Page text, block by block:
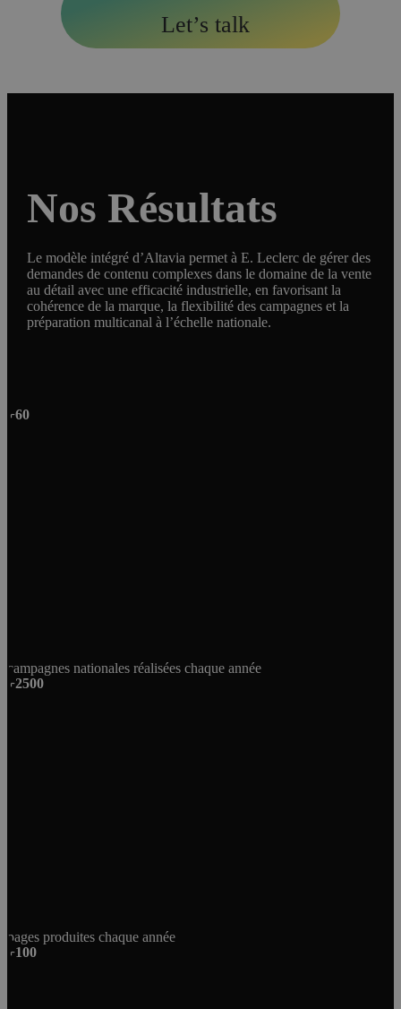
Let’s talk
Nos Résultats
Le modèle intégré d’Altavia permet à E. Leclerc de gérer des
demandes de contenu complexes dans le domaine de la vente
au détail avec une efficacité industrielle, en favorisant la
cohérence de la marque, la flexibilité des campagnes et la
préparation multicanal à l’échelle nationale.
+60
campagnes nationales réalisées chaque année
+2500
pages produites chaque année
+100